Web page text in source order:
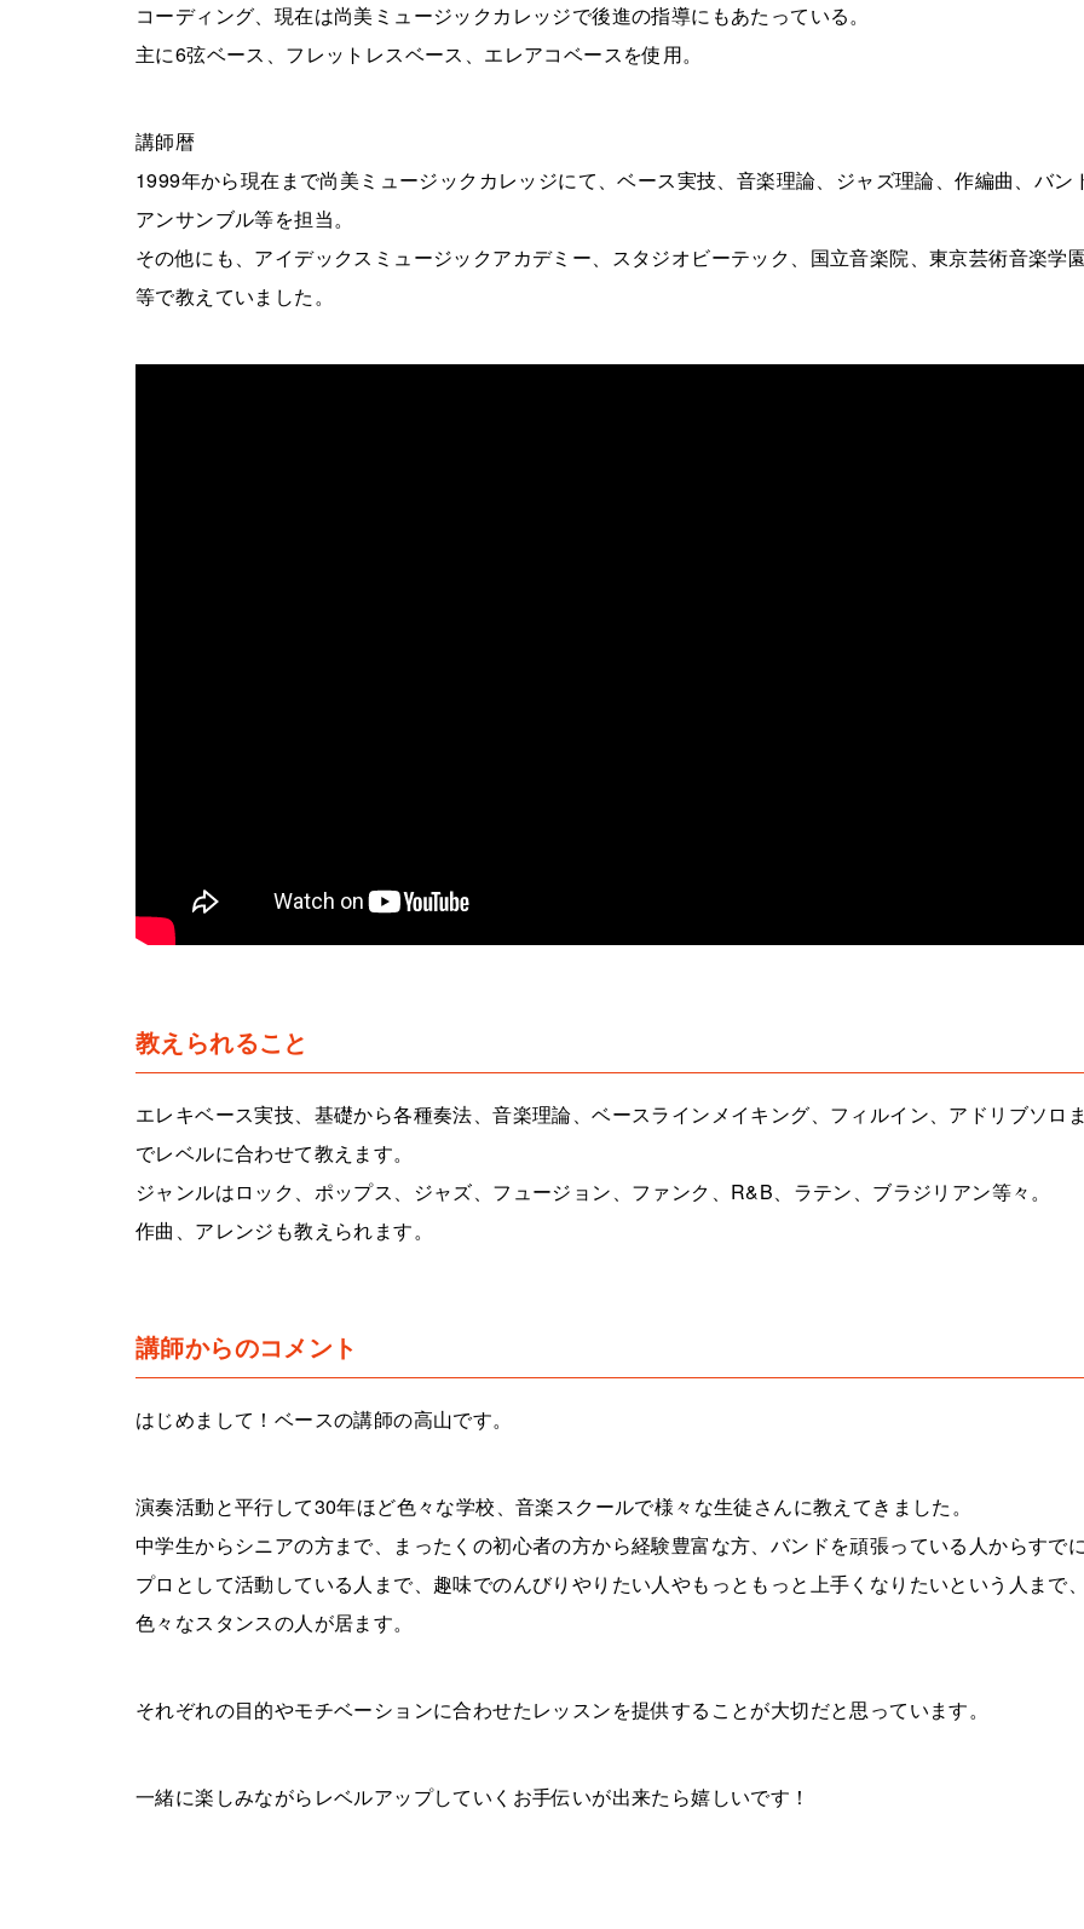
コーディング、現在は尚美ミュージックカレッジで後進の指導にもあたっている。
主に6弦ベース、フレットレスベース、エレアコベースを使用。
講師暦
1999年から現在まで尚美ミュージックカレッジにて、ベース実技、音楽理論、ジャズ理論、作編曲、バン
アンサンブル等を担当。
その他にも、アイデックスミュージックアカデミー、スタジオビーテック、国立音楽院、東京芸術音楽学
等で教えていました。
教えられること
エレキベース実技、基礎から各種奏法、音楽理論、ベースラインメイキング、フィルイン、アドリブソロま
でレベルに合わせて教えます。
ジャンルはロック、ポップス、ジャズ、フュージョン、ファンク、R&B、ラテン、ブラジリアン等々。
作曲、アレンジも教えられます。
講師からのコメント
はじめまして！ベースの講師の高山です。
演奏活動と平行して30年ほど色々な学校、音楽スクールで様々な生徒さんに教えてきました。
中学生からシニアの方まで、まったくの初心者の方から経験豊富な方、バンドを頑張っている人からすで
プロとして活動している人まで、趣味でのんびりやりたい人やもっともっと上手くなりたいという人まで、
色々なスタンスの人が居ます。
それぞれの目的やモチベーションに合わせたレッスンを提供することが大切だと思っています。
一緒に楽しみながらレベルアップしていくお手伝いが出来たら嬉しいです！